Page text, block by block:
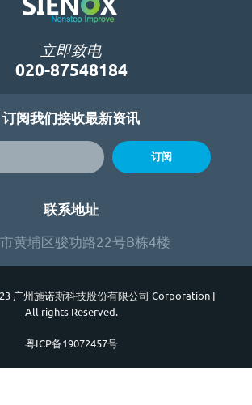
立即致电
020-87548184
订阅我们接收最新资讯
订阅
联系地址
黄埔区骏功路22号B栋4楼
广州施诺斯科技股份有限公司 Corporation |
All rights Reserved.
粤ICP备19072457号